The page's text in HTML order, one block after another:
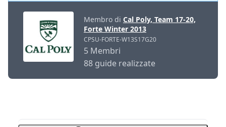
Membro di Cal Poly, Team 17-20,
Forte Winter 2013
CPSU-FORTE-W13S17G20
5 Membri
88 guide realizzate